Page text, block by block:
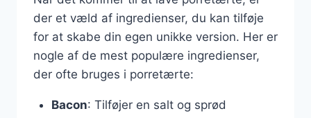
der et væld af ingredienser, du kan tilføje
for at skabe din egen unikke version. Her er
nogle af de mest populære ingredienser,
der ofte bruges i porretærte:
Bacon: Tilføjer en salt og sprød